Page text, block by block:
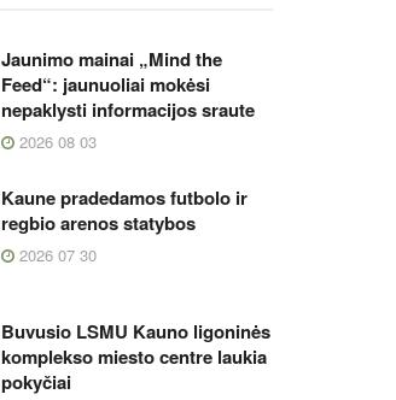
Jaunimo mainai „Mind the
Feed“: jaunuoliai mokėsi
nepaklysti informacijos sraute
2026 08 03
Kaune pradedamos futbolo ir
regbio arenos statybos
2026 07 30
Buvusio LSMU Kauno ligoninės
komplekso miesto centre laukia
pokyčiai